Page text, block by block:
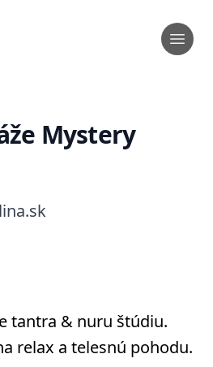
Mystery
tantra & nuru štúdiu.
relax a telesnú pohodu.